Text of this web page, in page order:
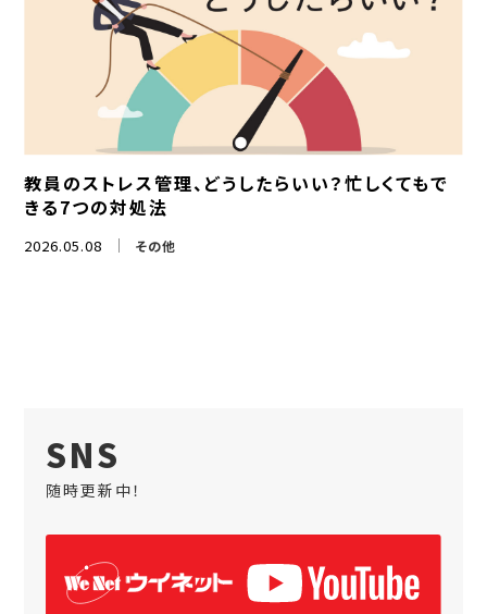
教員のストレス管理、どうしたらいい？忙しくてもで
きる7つの対処法
2026.05.08 その他
SNS
随時更新中！